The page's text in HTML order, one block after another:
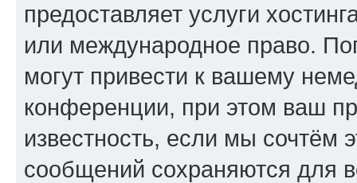
предоставляет услуги
или международное право.
могут привести к вашему
конференции, при этом ваш
известность, если мы сочтём
сообщений сохраняются для